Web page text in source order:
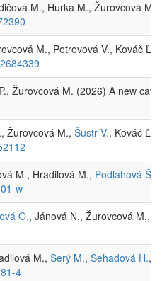
M., Hurka M., Žurovcová
M., Petrovová V., Kováč
Žurovcová M. (2026) A new
Žurovcová M., Šustr V., Kováč Ľ.
M., Hradilová M., Podlahová Š.
w
O., Jánová N., Žurovcová M.,
M., Šerý M., Sehadová H.,
4